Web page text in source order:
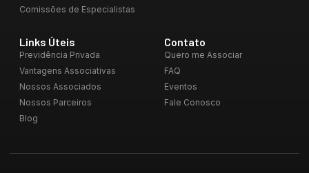
Comissões de Especialistas
Links Úteis
Previdência Privada
Vantagens Associativas
Nossos Associados
Nossos Parceiros
Blog
Contato
Quero me Associar
FAQ
Eventos
Fale Conosco